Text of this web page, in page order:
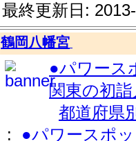
最終更新日:
鶴岡八幡宮
●パワース
関東の初
都道府県
: ●パワースポ